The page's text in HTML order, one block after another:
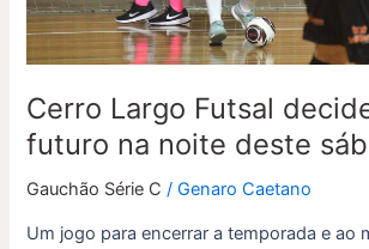
Cerro Largo Futsal
futuro na noite deste
Gauchão Série C /Genaro Caetano
Um jogo para encerrar a temporada e ao
deste
sábado